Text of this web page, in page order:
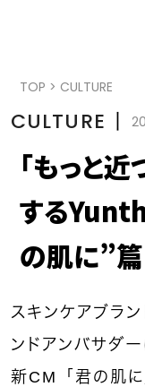
TOP > CULTURE
CULTURE 丨
「もっと
する
の肌に”
スキンケアブラ
ンドアンバサダ
新CM「君の肌に